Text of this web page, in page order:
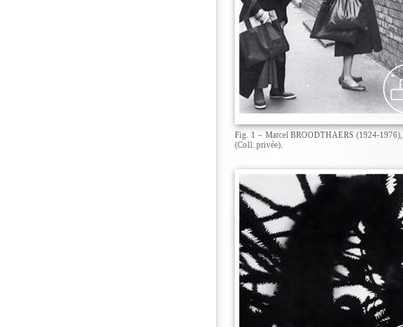
Fig. 1 – Marcel BROODTHAERS (1924-
(Coll. privée).